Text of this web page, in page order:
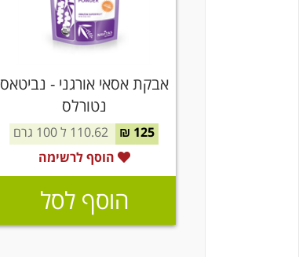
אבקת אסאי אורגני - נביטאס
נטורלס
125 ₪
הוסף לרשימה
הוסף לסל